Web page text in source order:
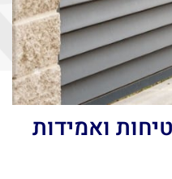
ואמידות